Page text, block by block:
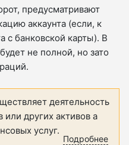
предусматривают
аккаунта (если, к
с банковской карты). В
не полной, но зато
деятельность
других активов а
услуг.
Подробнее